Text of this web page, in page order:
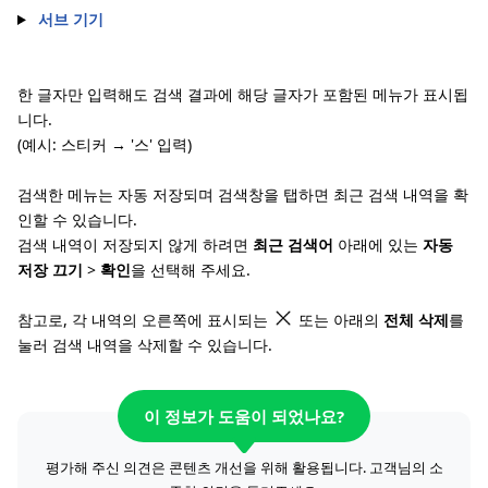
서브 기기
한 글자만 입력해도 검색 결과에 해당 글자가 포함된 메뉴가 표시됩
니다.
(예시: 스티커 → '스' 입력)
검색한 메뉴는 자동 저장되며 검색창을 탭하면 최근 검색 내역을 확
인할 수 있습니다.
검색 내역이 저장되지 않게 하려면 최근 검색어 아래에 있는 자동
저장 끄기 > 확인을 선택해 주세요.
참고로, 각 내역의 오른쪽에 표시되는 또는 아래의 전체 삭제를
눌러 검색 내역을 삭제할 수 있습니다.
이 정보가 도움이 되었나요?
평가해 주신 의견은 콘텐츠 개선을 위해 활용됩니다. 고객님의 소